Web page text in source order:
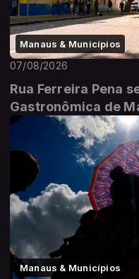
Manaus & Municípios
07/08/2026
Rua Ferreira Pena
Gastronômica de
Manaus & Municípios